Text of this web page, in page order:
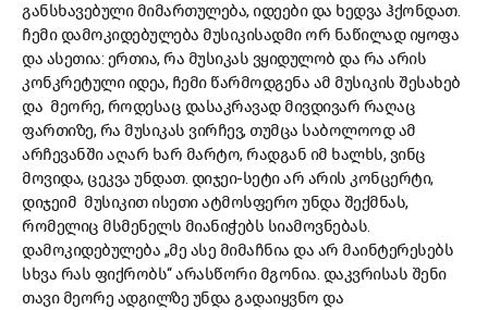
განსხავებული მიმართულება, იდეები და ხედვა ჰქონდათ.
ჩემი დამოკიდებულება მუსიკისადმი ორ ნაწილად იყოფა
და ასეთია: ერთია, რა მუსიკას ვყიდულობ და რა არის
კონკრეტული იდეა, ჩემი წარმოდგენა ამ მუსიკის შესახებ
და მეორე, როდესაც დასაკრავად მივდივარ რაღაც
ფართიზე, რა მუსიკას ვირჩევ, თუმცა საბოლოოდ ამ
არჩევანში აღარ ხარ მარტო, რადგან იმ ხალხს, ვინც
მოვიდა, ცეკვა უნდათ. დიჯეი-სეტი არ არის კონცერტი,
დიჯეიმ მუსიკით ისეთი ატმოსფერო უნდა შექმნას,
რომელიც მსმენელს მიანიჭებს სიამოვნებას.
დამოკიდებულება „მე ასე მიმაჩნია და არ მაინტერესებს
სხვა რას ფიქრობს“ არასწორი მგონია. დაკვრისას შენი
თავი მეორე ადგილზე უნდა გადაიყვნო და